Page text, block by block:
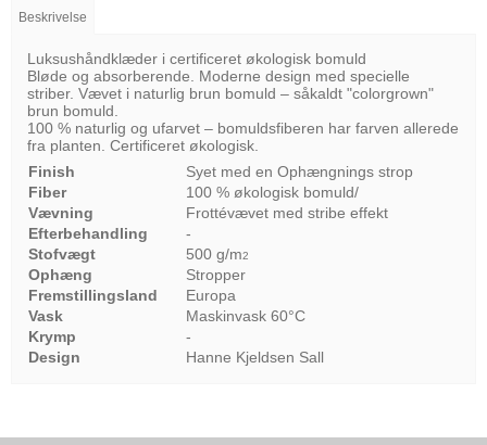
Beskrivelse
Luksushåndklæder i certificeret økologisk bomuld
Bløde og absorberende. Moderne design med specielle
striber. Vævet i naturlig brun bomuld – såkaldt "colorgrown"
brun bomuld.
100 % naturlig og ufarvet – bomuldsfiberen har farven allerede
fra planten. Certificeret økologisk.
Finish
Syet med en Ophængnings strop
Fiber
100 % økologisk bomuld/
Vævning
Frottévævet med stribe effekt
Efterbehandling
-
Stofvægt
500 g/m2
Ophæng
Stropper
Fremstillingsland
Europa
Vask
Maskinvask 60°C
Krymp
-
Design
Hanne Kjeldsen Sall